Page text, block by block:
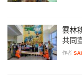
雲林
共同
作者